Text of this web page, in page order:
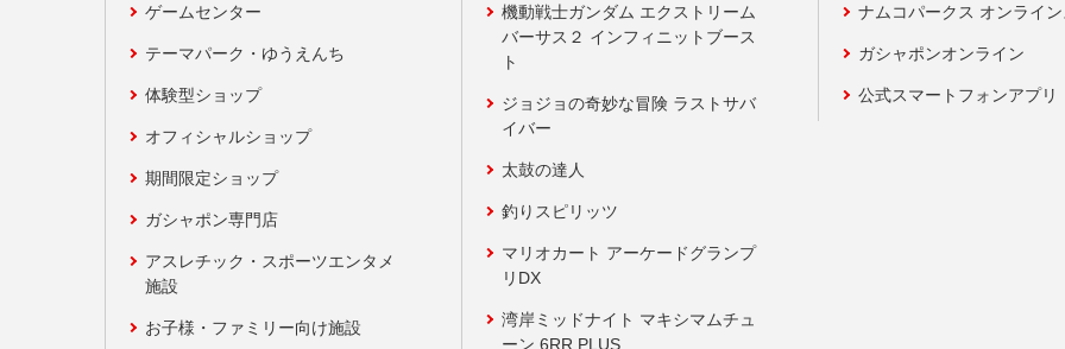
ゲームセンター
テーマパーク・ゆうえんち
体験型ショップ
オフィシャルショップ
期間限定ショップ
ガシャポン専門店
アスレチック・スポーツエンタメ
施設
お子様・ファミリー向け施設
機動戦士ガンダム エクストリーム
バーサス２ インフィニットブース
ト
ジョジョの奇妙な冒険 ラストサバ
イバー
太鼓の達人
釣りスピリッツ
マリオカート アーケードグランプ
リDX
湾岸ミッドナイト マキシマムチュ
ーン 6RR PLUS
ナムコパークス オンライ
ガシャポンオンライン
公式スマートフォンアプリ